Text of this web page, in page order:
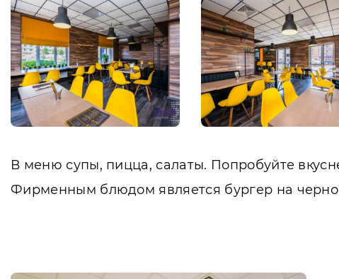
В меню супы, пицца, салаты. Попробуйте
Фирменным блюдом является бургер на